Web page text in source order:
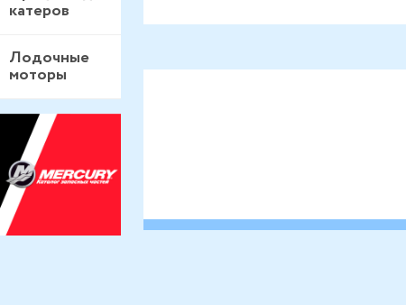
катеров
Лодочные
моторы